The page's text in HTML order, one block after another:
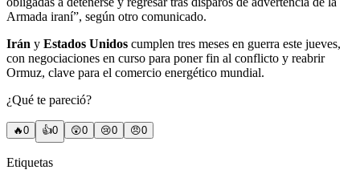
Armada iraní”, según otro comunicado.
Irán y Estados Unidos cumplen tres meses en guerra este jueves,
con negociaciones en curso para poner fin al conflicto y reabrir
Ormuz, clave para el comercio energético mundial.
¿Qué te pareció?
🔥0 👍0 😲0 😢0 😠0
Etiquetas